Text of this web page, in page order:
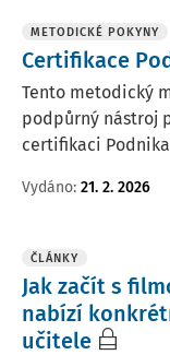
METODICKÉ POKYNY
Certifikace
Tento metodický
podpůrný nástroj
certifikaci
Vydáno: 21. 2. 2026
ČLÁNKY
Jak začít s
nabízí
učitele